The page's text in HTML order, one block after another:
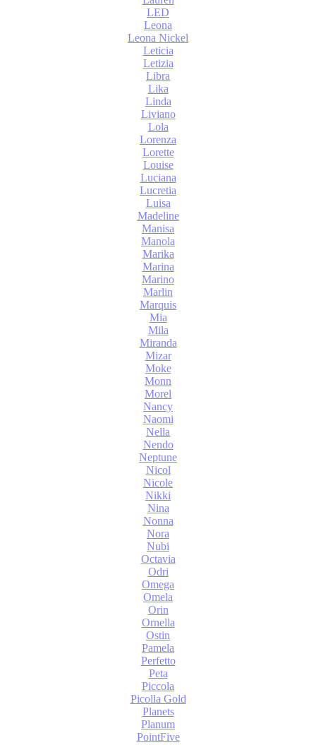
LED
Leona
Leona Nickel
Leticia
Letizia
Libra
Lika
Linda
Liviano
Lola
Lorenza
Lorette
Louise
Luciana
Lucretia
Luisa
Madeline
Manisa
Manola
Marika
Marina
Marino
Marlin
Marquis
Mia
Mila
Miranda
Mizar
Moke
Monn
Morel
Nancy
Naomi
Nella
Nendo
Neptune
Nicol
Nicole
Nikki
Nina
Nonna
Nora
Nubi
Octavia
Odri
Omega
Omela
Orin
Ornella
Ostin
Pamela
Perfetto
Peta
Piccola
Picolla Gold
Planets
Planum
PointFive